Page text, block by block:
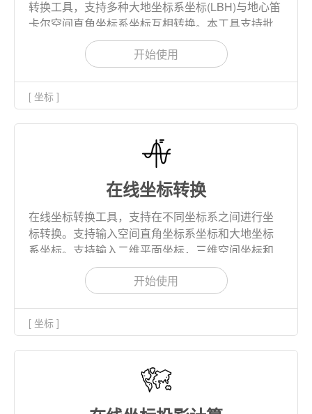
转换工具，支持多种大地坐标系坐标(LBH)与地心笛
卡尔空间直角坐标系坐标互相转换。本工具支持批
量转换，转换结果支持下载到本地。
开始使用
[ 坐标 ]
在线坐标转换
在线坐标转换工具，支持在不同坐标系之间进行坐
标转换。支持输入空间直角坐标系坐标和大地坐标
系坐标。支持输入二维平面坐标，三维空间坐标和
四维时空坐标。支持二参数、三参数、四参数、五
参数、七参数坐标转换。支持对应参数转换的运动
开始使用
[ 坐标 ]